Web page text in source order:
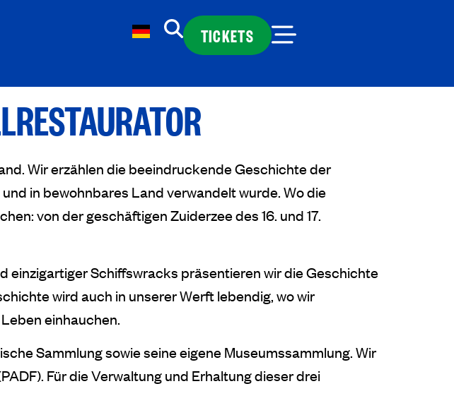
TICKETS
Wir erzählen die beeindruckende Geschichte der
in bewohnbares Land verwandelt wurde. Wo die
von der geschäftigen Zuiderzee des 16. und 17.
einzigartiger Schiffswracks präsentieren wir die Geschichte
wird auch in unserer Werft lebendig, wo wir
einhauchen.
Sammlung sowie seine eigene Museumssammlung. Wir
Für die Verwaltung und Erhaltung dieser drei